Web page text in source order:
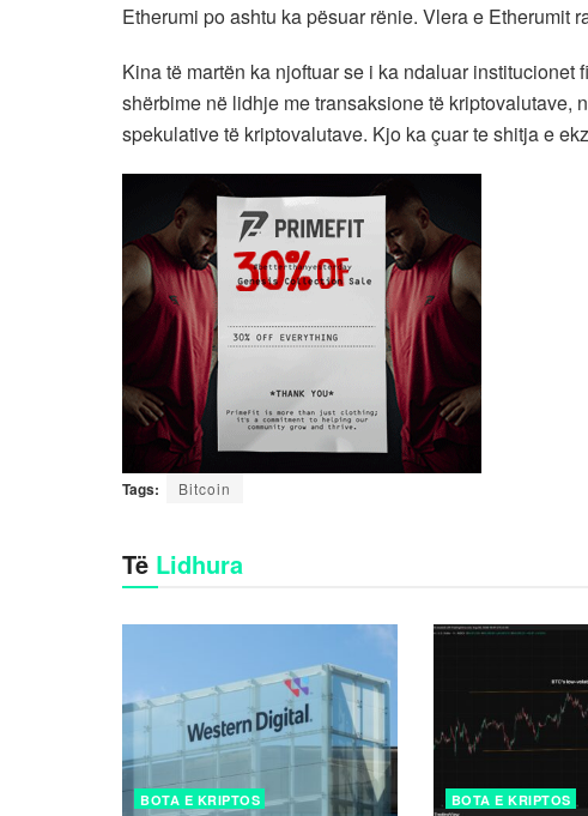
Etherumi po ashtu ka pësuar rënie. Vlera e Etherumit
Kina të martën ka njoftuar se i ka ndaluar
shërbime në lidhje me transaksione të kriptovalutave,
spekulative të kriptovalutave. Kjo ka çuar te shitja e
Tags: Bitcoin
Të Lidhura
BOTA E KRIPTOS BOTA E KRIPTOS